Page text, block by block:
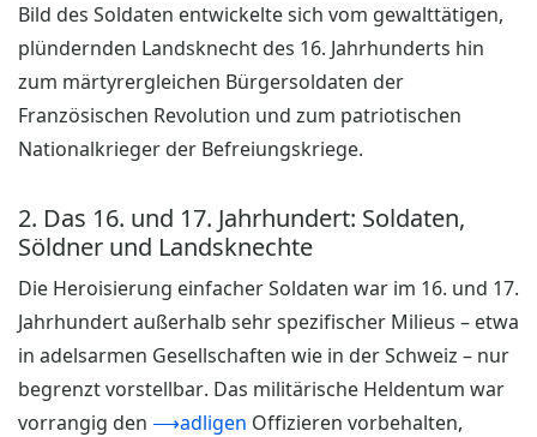
Bild des Soldaten entwickelte sich vom gewalttätigen,
plündernden Landsknecht des 16. Jahrhunderts hin
zum märtyrergleichen Bürgersoldaten der
Französischen Revolution und zum patriotischen
Nationalkrieger der Befreiungskriege.
2. Das 16. und 17. Jahrhundert: Soldaten,
Söldner und Landsknechte
Die Heroisierung einfacher Soldaten war im 16. und 17.
Jahrhundert außerhalb sehr spezifischer Milieus – etwa
in adelsarmen Gesellschaften wie in der Schweiz – nur
begrenzt vorstellbar. Das militärische Heldentum war
vorrangig den ⟶adligen Offizieren vorbehalten,